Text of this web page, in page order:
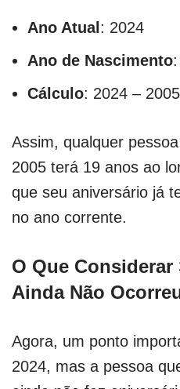
Ano Atual : 2024
Ano de Nascimento
Cálculo: 2024 –
Assim, qualquer
2005 terá 19 anos ao
que seu aniversário já
no ano corrente.
O Que
Ainda Não
Agora, um ponto
2024, mas a pessoa